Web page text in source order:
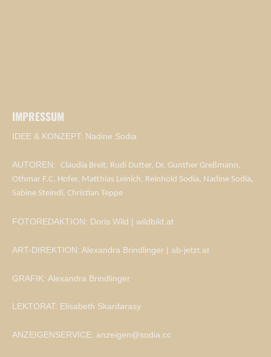
IMPRESSUM
IDEE & KONZEPT: Nadine Sodia
AUTOREN: Claudia Breit, Rudi Dutter, Dr. Gunther Greßmann,
Othmar F.C. Hofer, Matthias Leinich, Reinhold Sodia, Nadine Sodia,
Sabine Steindl, Christian Teppe
FOTOREDAKTION: Doris Wild | wildbild.at
ART-DIREKTION: Alexandra Brindlinger | ab-jetzt.at
GRAFIK: Alexandra Brindlinger
LEKTORAT: Elisabeth Skardarasy
ANZEIGENSERVICE: anzeigen@sodia.cc